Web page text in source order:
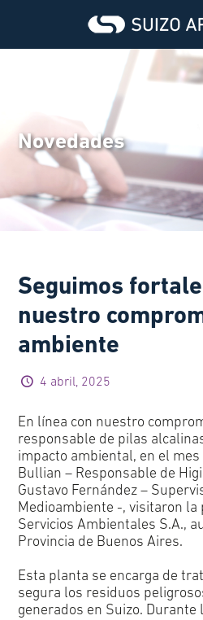
Novedades
Seguimos
nuestro
ambiente
4 abril, 2025
En línea con nuestro
responsable de pilas
impacto ambiental, en el
Bullian – Responsable de
Gustavo Fernández –
Medioambiente -, visitaron la
Servicios Ambientales S.A.,
Provincia de Buenos Aires.
Esta planta se encarga de
segura los residuos
generados en Suizo. Durante